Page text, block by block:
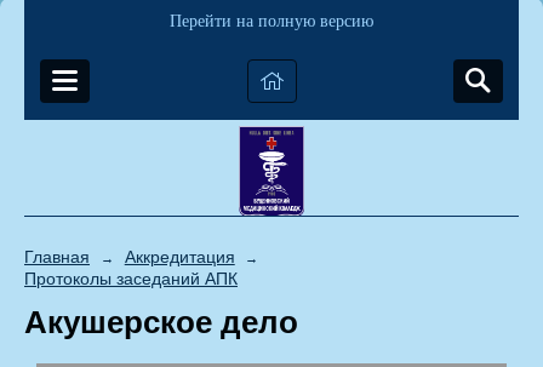
Перейти на полную версию
Главная → Аккредитация →
Протоколы заседаний АПК
Акушерское дело